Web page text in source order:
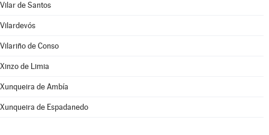
Vilar de Santos
Vilardevós
Vilariño de Conso
Xinzo de Limia
Xunqueira de Ambía
Xunqueira de Espadanedo